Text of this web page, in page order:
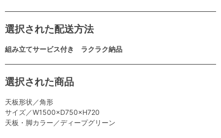
選択された配送方法
組み立てサービス付き ラクラク納品
選択された商品
天板形状／角形
サイズ／W1500×D750×H720
天板・脚カラー／ディープグリーン